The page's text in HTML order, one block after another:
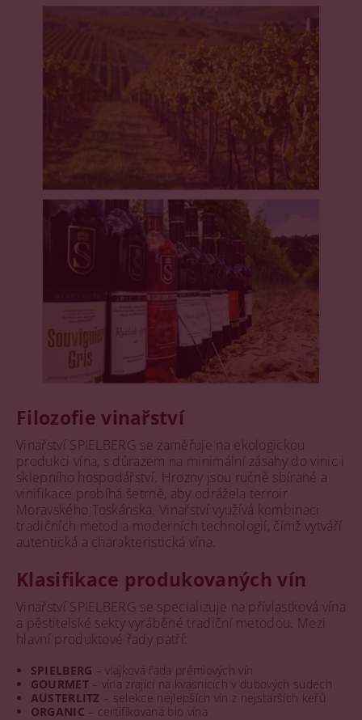
Filozofie vinařství
Vinařství SPIELBERG se zaměřuje na ekologickou
produkci vína, s důrazem na minimální zásahy do vinic i
sklepního hospodářství. Hrozny jsou ručně sbírané a
vinifikace probíhá šetrně, aby odrážela terroir
Moravského Toskánska. Vinařství využívá kombinaci
tradičních metod a moderních technologií, čímž vytváří
autentická a charakteristická vína.
Klasifikace produkovaných vín
Vinařství SPIELBERG se specializuje na přívlastková vína
a pěstitelské sekty vyráběné tradiční metodou. Mezi
hlavní produktové řady patří:
SPIELBERG – vlajková řada prémiových vín
GOURMET– vína zrající na kvasnicích v dubových sudech
AUSTERLITZ – selekce nejlepších vín z nejstarších keřů
ORGANIC – certifikovaná bio vína